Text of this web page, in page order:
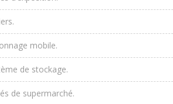
mobile.
de stockage.
de supermarché.